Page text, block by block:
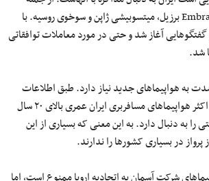
Bombardier کانادا، Embraer برزیل، میتسوبیشی ژاپن و سوخوی روسیه. با
آغاز شد و حتی در مورد معاملات توافقاتی
به هواپیماهای جدید نیاز دارد. طبق اطلاعات
وب‏سایت Airfleets.net، اکثر هواپیماهای مسافربری ایران عمری بالای ۲۰ سال
را به دنبال دارد. به این معنی که بسیاری از این
در بسیاری کشورها را ندارند.